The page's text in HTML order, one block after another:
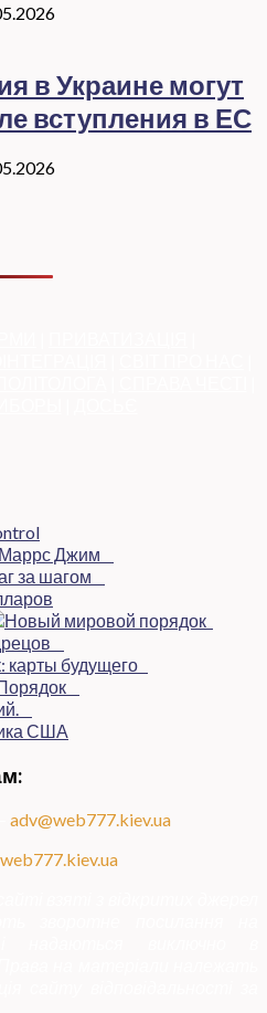
в Украине могут
вступления в ЕС
adv@web777.kiev.ua